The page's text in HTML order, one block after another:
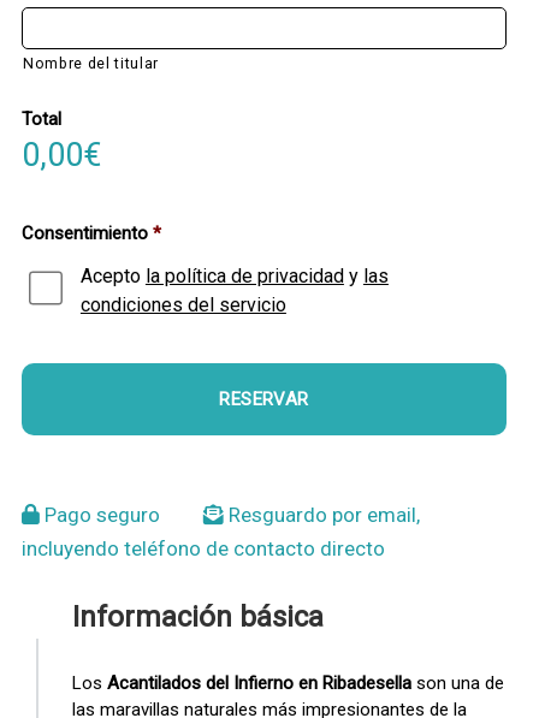
Nombre del titular
Total
0,00€
Consentimiento *
Acepto la política de privacidad y las
condiciones del servicio
Pago seguro
Resguardo por email,
incluyendo teléfono de contacto directo
Información básica
LosAcantilados del Infierno en Ribadesella son una de
las maravillas naturales más impresionantes de la